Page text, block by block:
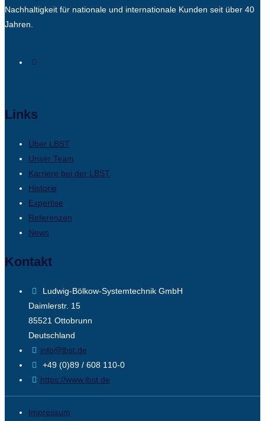
Nachhaltigkeit für nationale und internationale Kunden seit über 40
Jahren.
Links
Über LBST
Unser Team
Karriere bei der LBST
Historie
Expertise
Referenzen
News
Kontakt
Ludwig-Bölkow-Systemtechnik GmbH
Daimlerstr. 15
85521 Ottobrunn
Deutschland
info@lbst.de
+49 (0)89 / 608 110-0
https://www.lbst.de
Impressum